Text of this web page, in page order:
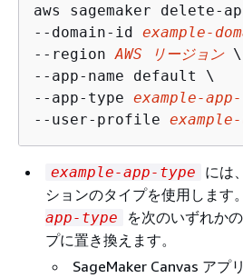
aws sagemaker delete-
--domain-id example-
--region AWS リージョン \
--app-name default \
--app-type example-
--user-profile
example-app-type
には
ションのタイプを使用します
app-type
を次のいずれか
プに置き換えます。
SageMaker Canvas アプ